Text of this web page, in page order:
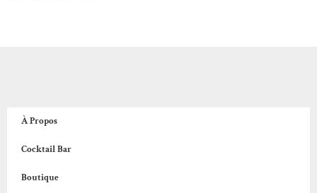
À Propos
Cocktail Bar
Boutique